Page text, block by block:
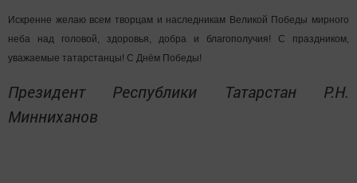
Искренне желаю всем творцам и наследникам Великой Победы мирного
неба над головой, здоровья, добра и благополучия! С праздником,
уважаемые татарстанцы! С Днём Победы!
Президент Республики Татарстан Р.Н.
Минниханов